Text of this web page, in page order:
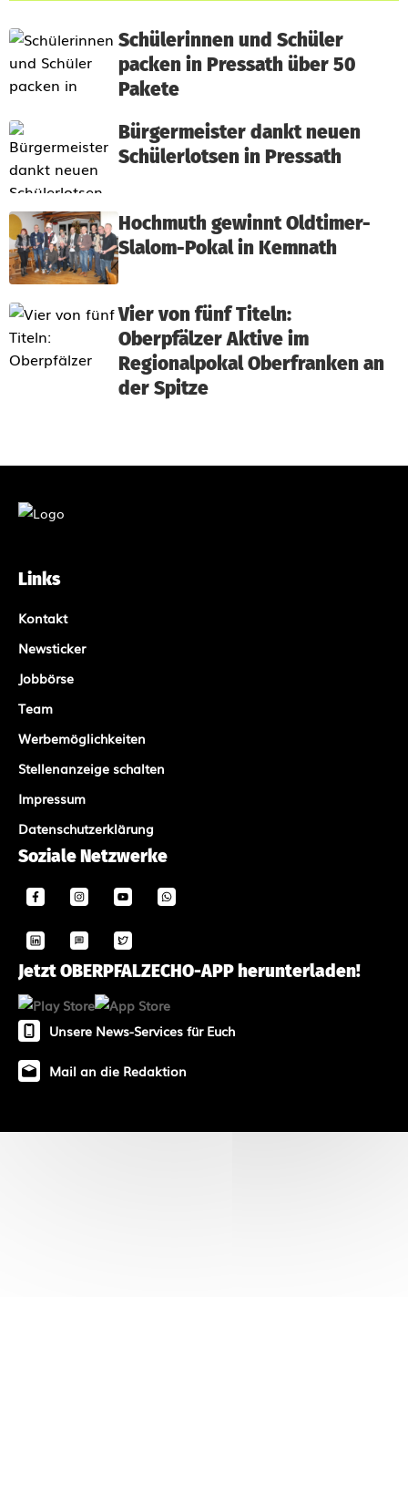
Schülerinnen und Schüler
packen in Pressath über 50
Pakete
Bürgermeister dankt neuen
Schülerlotsen in Pressath
Hochmuth gewinnt Oldtimer-
Slalom-Pokal in Kemnath
Vier von fünf Titeln:
Oberpfälzer Aktive im
Regionalpokal Oberfranken an
der Spitze
Links
Kontakt
Newsticker
Jobbörse
Team
Werbemöglichkeiten
Stellenanzeige schalten
Impressum
Datenschutzerklärung
Soziale Netzwerke
Jetzt OBERPFALZECHO-APP herunterladen!
Unsere News-Services für Euch
Mail an die Redaktion